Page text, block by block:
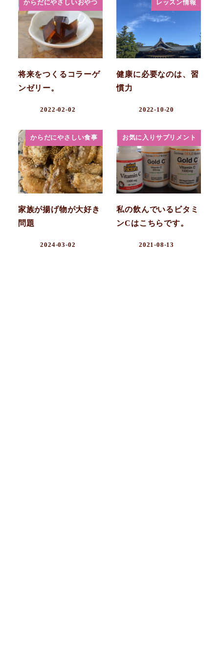
からだにやさしいおやつ
将来をつくるコラーゲ
ンゼリー。
2022-02-02
レッスン情報
健康に必要なのは、習
慣力
2022-10-20
からだにやさしい食事
家族が揚げ物が大好き
問題
2024-03-02
お気に入りサプリメント
私の飲んでいるビタミ
ンCはこちらです。
2021-08-13